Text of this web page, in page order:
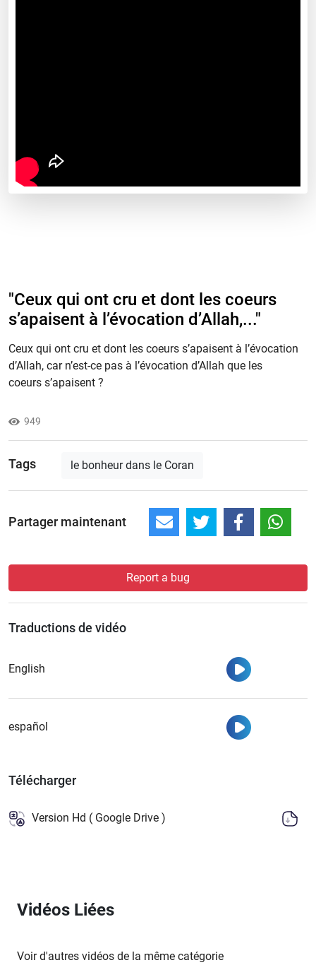
"Ceux qui ont cru et dont les coeurs
s’apaisent à l’évocation d’Allah,..."
Ceux qui ont cru et dont les coeurs s’apaisent à l’évocation
d’Allah, car n’est-ce pas à l’évocation d’Allah que les
coeurs s’apaisent ?
949
Tags le bonheur dans le Coran
Partager maintenant
Report a bug
Traductions de vidéo
English
español
Télécharger
Version Hd ( Google Drive )
Vidéos Liées
Voir d'autres vidéos de la même catégorie